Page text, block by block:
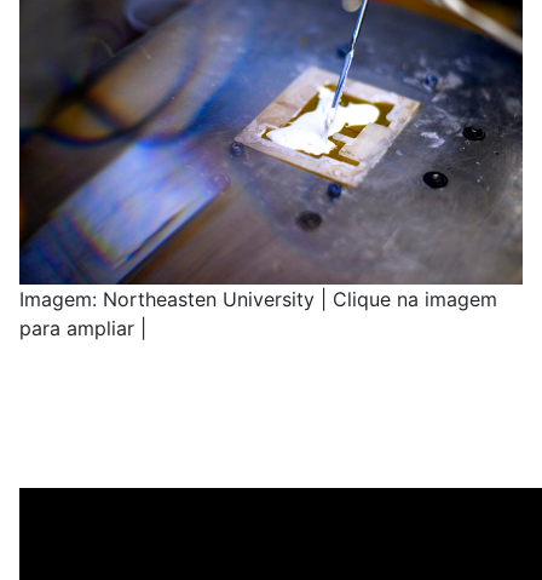
Imagem: Northeasten University | Clique na imagem
para ampliar |